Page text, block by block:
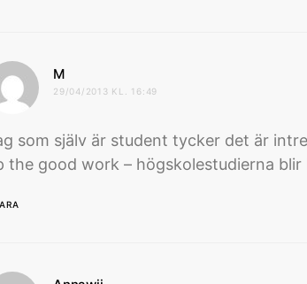
Mskriver:
29/04/2013 KL. 16:49
som själv är student tycker det är
the good work – högskolestudierna